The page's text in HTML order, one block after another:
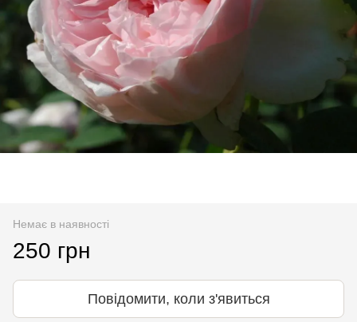
Немає в наявності
250 грн
Повідомити, коли з'явиться